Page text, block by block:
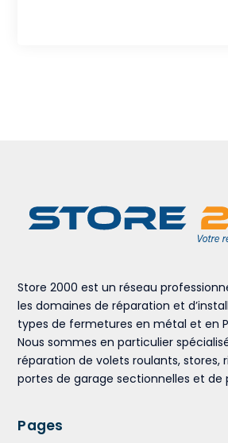
Store 2000 est un réseau
les domaines de réparation et
types de fermetures en métal et en
Nous sommes en particulier
réparation de volets roulants, stores,
portes de garage sectionnelles et de
Pages